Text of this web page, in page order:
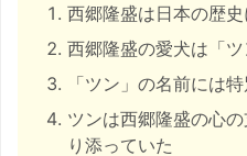
西郷隆盛は日本の歴
西郷隆盛の愛犬は「
「ツン」の名前には
ツンは西郷隆盛の心
り添っていた